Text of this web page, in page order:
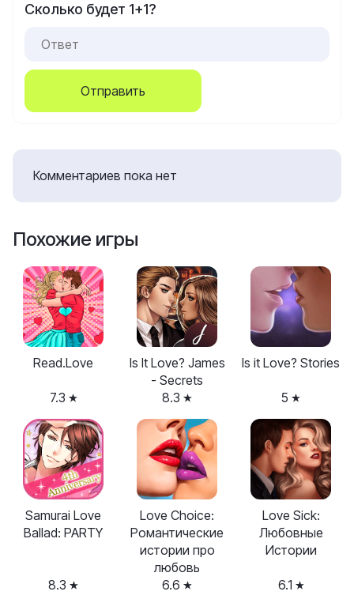
Сколько будет 1+1?
Отправить
Комментариев пока нет
Похожие игры
Read.Love
7.3
Is It Love? James
- Secrets
8.3
Is it Love? Stories
5
Samurai Love
Ballad: PARTY
8.3
Love Choice:
Романтические
истории про
любовь
6.6
Love Sick:
Любовные
Истории
6.1